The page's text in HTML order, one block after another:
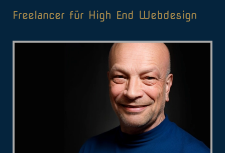
Freelancer für High End Webdesign